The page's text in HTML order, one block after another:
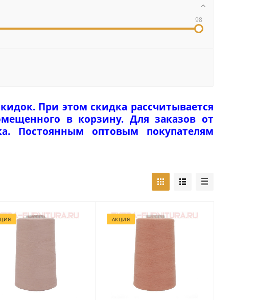
98
При этом скидка рассчитывается
в корзину. Для заказов от
Постоянным оптовым покупателям
АКЦИЯ